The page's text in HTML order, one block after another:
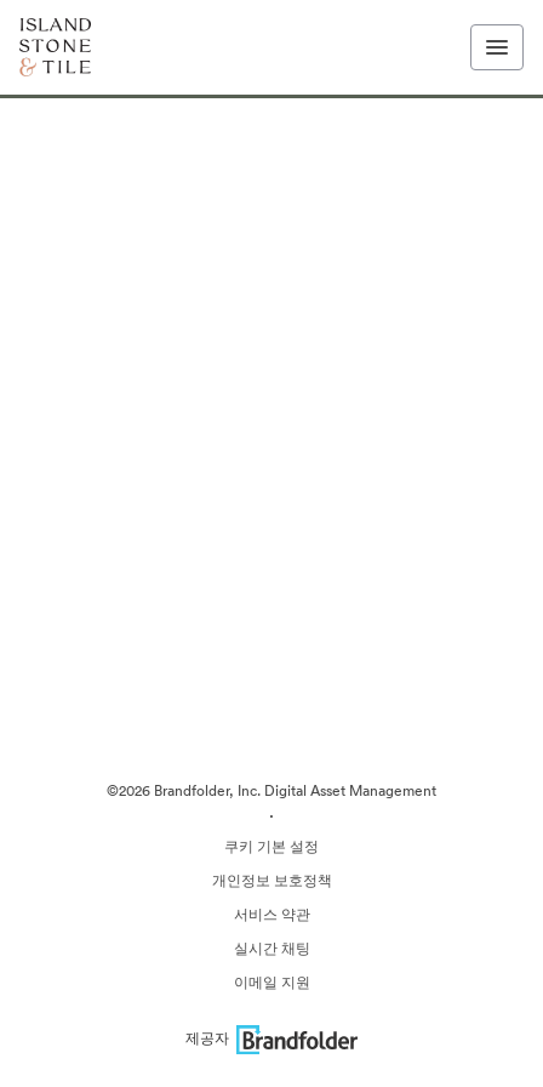
©2026 Brandfolder, Inc. Digital Asset Management
·
쿠키 기본 설정
개인정보 보호정책
서비스 약관
실시간 채팅
이메일 지원
제공자